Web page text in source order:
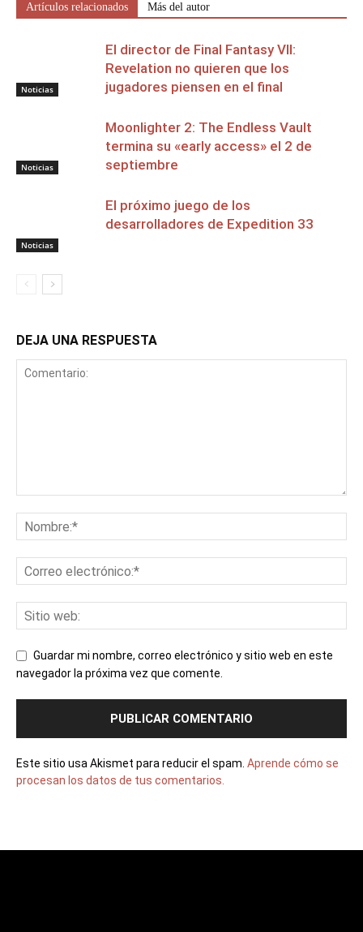
Artículos relacionados Más del autor
Noticias
El director de Final Fantasy VII:
Revelation no quieren que los
jugadores piensen en el final
Noticias
Moonlighter 2: The Endless Vault
termina su «early access» el 2 de
septiembre
Noticias
El próximo juego de los
desarrolladores de Expedition 33
DEJA UNA RESPUESTA
Guardar mi nombre, correo electrónico y sitio web en este
navegador la próxima vez que comente.
Este sitio usa Akismet para reducir el spam. Aprende cómo se
procesan los datos de tus comentarios.